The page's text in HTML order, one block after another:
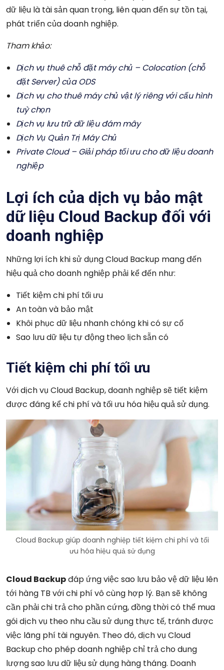
dữ liệu là tài sản quan trọng, liên quan đến sự tồn tại,
phát triển của doanh nghiệp.
Tham khảo:
Dịch vụ thuê chỗ đặt máy chủ – Colocation (chỗ
đặt Server) của ODS
Dịch vụ cho thuê máy chủ vật lý riêng với cấu hình
tuỳ chọn
Dịch vụ lưu trữ dữ liệu đám mây
Dịch Vụ Quản Trị Máy Chủ
Private Cloud – Giải pháp tối ưu cho dữ liệu doanh
nghiệp
Lợi ích của dịch vụ bảo mật
dữ liệu Cloud Backup đối với
doanh nghiệp
Những lợi ích khi sử dụngCloud Backup mang đến
hiệu quả cho doanh nghiệp phải kể đến như:
Tiết kiệm chi phí tối ưu
An toàn và bảo mật
Khôi phục dữ liệu nhanh chóng khi có sự cố
Sao lưu dữ liệu tự động theo lịch sẵn có
Tiết kiệm chi phí tối ưu
Với dịch vụ Cloud Backup, doanh nghiệp sẽ tiết kiệm
được đáng kể chi phí và tối ưu hóa hiệu quả sử dụng.
Cloud Backup giúp doanh nghiệp tiết kiệm chi phí và tối
ưu hóa hiệu quả sử dụng
Cloud Backupđáp ứng việc sao lưu bảo vệ dữ liệu lên
tới hàng TB với chi phí vô cùng hợp lý. Bạn sẽ không
cần phải chi trả cho phần cứng, đồng thời có thể mua
gói dịch vụ theo nhu cầu sử dụng thực tế, tránh được
việc lãng phí tài nguyên. Theo đó, dịch vụ Cloud
Backup cho phép doanh nghiệp chỉ trả cho dung
lượng sao lưu dữ liệu sử dụng hàng tháng. Doanh